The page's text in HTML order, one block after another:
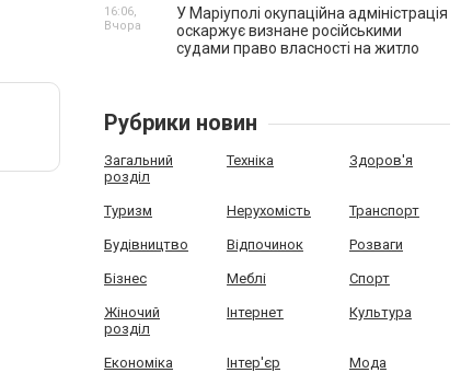
У Маріуполі окупаційна адміністрація
оскаржує визнане російськими
судами право власності на житло
16:06,
Вчора
Рубрики новин
Загальний
розділ
Техніка Здоров'я
Туризм Нерухомість Транспорт
Будівництво Відпочинок Розваги
Бізнес Меблі Спорт
Жіночий
розділ
Інтернет Культура
Економіка Інтер'єр Мода